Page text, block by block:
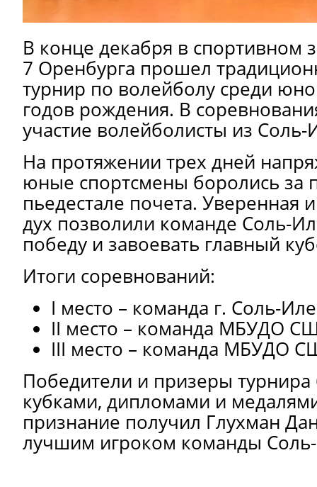
В конце декабря в
7 Оренбурга прошел
турнир по волейболу среди
годов рождения. В
участие волейболисты из
На протяжении трех дней
юные спортсмены боролись за
пьедестале почета. Уверенная
дух позволили команде Соль-
победу и завоевать главный
Итоги соревнований:
I место – команда г. Соль-
II место – команда МБУДО
III место – команда МБУДО
Победители и призеры
кубками, дипломами и
признание получил Глухман
лучшим игроком команды